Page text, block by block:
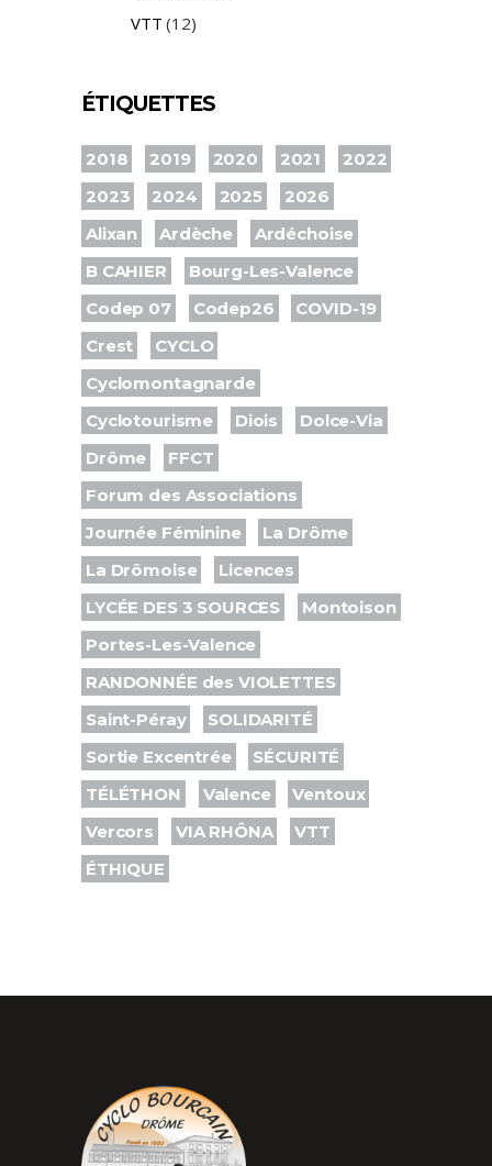
VTT (12)
ÉTIQUETTES
2018 2019 2020 2021
2022
2023
2024 2025
2026
Alixan
Ardèche
Ardéchoise
B CAHIER
Bourg-Les-Valence
Codep 07
Codep26
COVID-19
Crest
CYCLO
Cyclomontagnarde
Cyclotourisme
Diois
Dolce-Via
Drôme
FFCT
Forum des Associations
Journée Féminine
La Drôme
La Drômoise
Licences
LYCÉE DES 3 SOURCES
Montoison
Portes-Les-Valence
RANDONNÉE des VIOLETTES
Saint-Péray
SOLIDARITÉ
Sortie Excentrée
SÉCURITÉ
TÉLÉTHON
Valence
Ventoux
Vercors
VIA RHÔNA
VTT
ÉTHIQUE